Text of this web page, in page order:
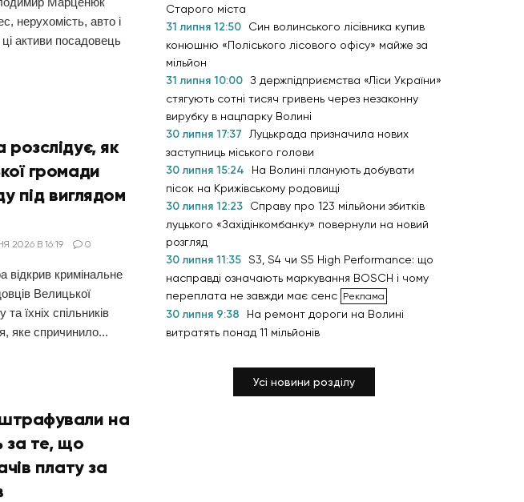
нерухомість, авто і
активи посадовець
як
громади
під виглядом
2026 В 16:19 0
відкрив кримінальне
Велицької
їхніх спільників
яке спричинило...
на
за те, що
плату за
Старого міста
31 липня 12:50
Син волинського лісівника купив
конюшню «Поліського лісового офісу» майже за
мільйон
31 липня 10:00 З держпідприємства «Ліси України»
стягують сотні тисяч гривень через незаконну
вирубку в нацпарку Волині
30 липня 17:37
Луцькрада призначила нових
заступниць міського голови
30 липня 15:24
На Волині планують добувати
пісок на Крижівському родовищі
30 липня 12:23
Справу про 123 мільйони збитків
луцького «Західінкомбанку» повернули на новий
розгляд
30 липня 11:35 S3, S4 чи S5 High Performance: що
насправді означають маркування BOSCH і чому
переплата не завжди має сенс
30 липня 9:38
На ремонт дороги на Волині
витратять понад 11 мільйонів
Усі новини розділу